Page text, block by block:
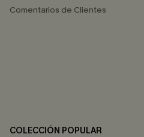
Comentarios de Clientes
COLECCIÓN POPULAR